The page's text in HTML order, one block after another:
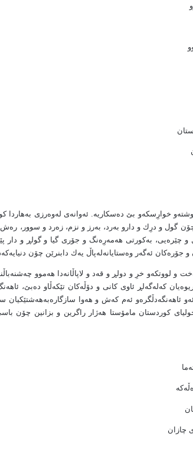
خوارِسكه‌و بێ ده‌سكاریه‌. ئه‌وانه‌ى له‌وه‌رزى به‌هاردا
چۆن گول و درِك و دارو به‌رد، به‌رز و نزم، زه‌رد و سوور،
چێره‌یى، به‌كورتى هه‌مه‌رِه‌نگ و جۆرى گیا و گولڕ و دار
جۆره‌كان ئه‌گه‌ر وه‌ستایانه‌له‌پاڵ یه‌ك دابنرێن چۆن
و لووتكه‌و خرِ و دولڕ و قه‌د و لاپاڵانه‌دا هه‌موو
كه‌له‌گه‌لڕ ئاوى كانى و دۆڵه‌كان تێكه‌ڵاو ده‌بێ،
ئاهه‌نگه‌دڵگره‌و ئه‌م كه‌ش و هه‌وا سازگاره‌به‌هه‌شتێكیان
كوردستان مامۆستا هه‌ژار راگرین و بزانین چۆن
چازان